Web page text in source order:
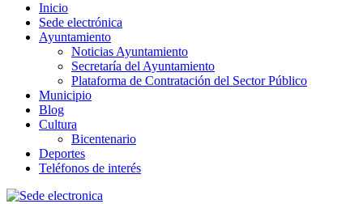
Inicio
Sede electrónica
Ayuntamiento
Noticias Ayuntamiento
Secretaría del Ayuntamiento
Plataforma de Contratación del Sector Público
Municipio
Blog
Cultura
Bicentenario
Deportes
Teléfonos de interés